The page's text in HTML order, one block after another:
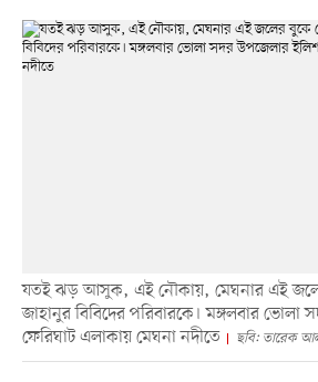
যতই ঝড় আসুক, এই নৌকায়, মেঘনার এই
জাহানুর বিবিদের পরিবারকে। মঙ্গলবার ভোলা
ফেরিঘাট এলাকায় মেঘনা নদীতে
ছবি: তারেক